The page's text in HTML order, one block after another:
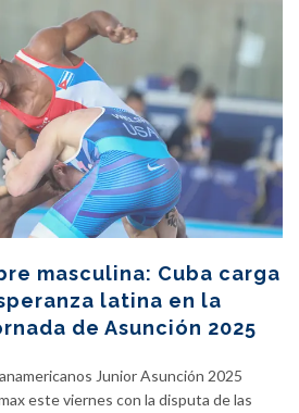
masculina: Cuba carga
latina en la
de Asunción 2025
Junior Asunción 2025
este viernes con la disputa de las